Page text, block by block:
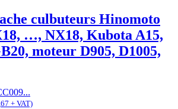
culbuteurs Hinomoto
…, NX18, Kubota A15,
moteur D905, D1005,
+ VAT)